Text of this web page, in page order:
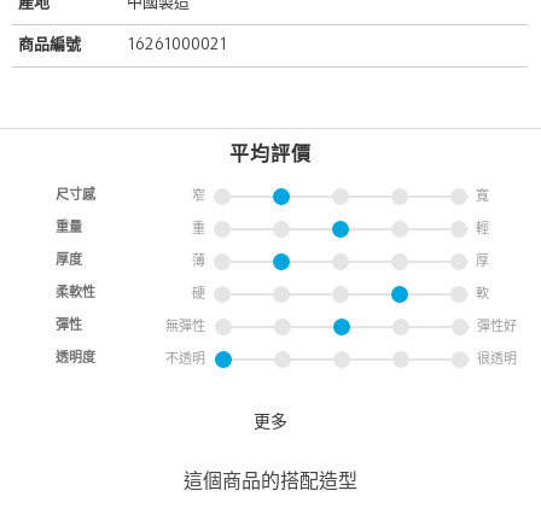
產地 中國製造
商品編號 16261000021
平均評價
尺寸感 窄 寬
重量 重 輕
厚度 薄 厚
柔軟性 硬 軟
彈性 無彈性 彈性好
透明度 不透明 很透明
UNITED ARROWS
更多
這個商品的搭配造型